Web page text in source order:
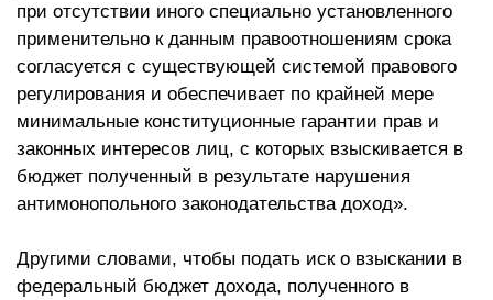
при отсутствии иного специально установленного
применительно к данным правоотношениям срока
согласуется с существующей системой правового
регулирования и обеспечивает по крайней мере
минимальные конституционные гарантии прав и
законных интересов лиц, с которых взыскивается в
бюджет полученный в результате нарушения
антимонопольного законодательства доход».
Другими словами, чтобы подать иск о взыскании в
федеральный бюджет дохода, полученного в